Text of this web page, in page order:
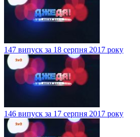
147 випуск за 18 серпня 2017 року
146 випуск за 17 серпня 2017 року